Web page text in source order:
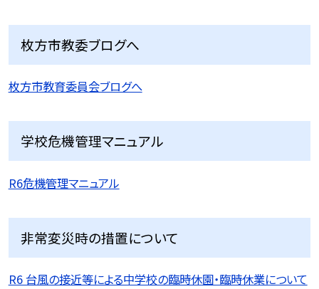
枚方市教委ブログへ
枚方市教育委員会ブログへ
学校危機管理マニュアル
R6危機管理マニュアル
非常変災時の措置について
R6 台風の接近等による中学校の臨時休園・臨時休業について